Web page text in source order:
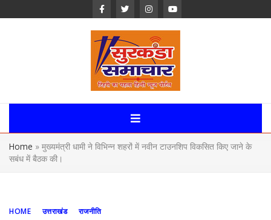
Surkanda
Samachar:
Uttarakhand,
Home » मुख्यमंत्री धामी ने विभिन्न शहरों में नवीन टाउनशिप विकसित किए जाने के
सबंध में बैठक की।
HOME उत्तराखंड राजनीति